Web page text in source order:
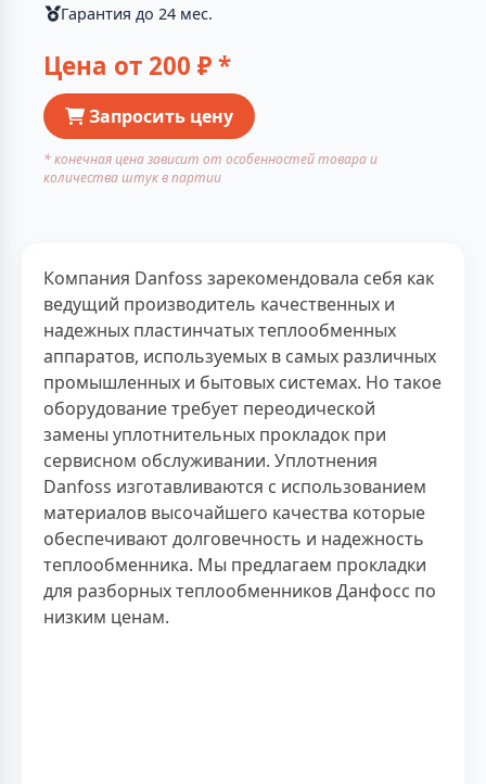
Гарантия до 24 мес.
Цена от 200 ₽ *
Запросить цену
* конечная цена зависит от особенностей товара и
количества штук в партии
Компания Danfoss зарекомендовала себя как
ведущий производитель качественных и
надежных пластинчатых теплообменных
аппаратов, используемых в самых различных
промышленных и бытовых системах. Но такое
оборудование требует переодической
замены уплотнительных прокладок при
сервисном обслуживании. Уплотнения
Danfoss изготавливаются с использованием
материалов высочайшего качества которые
обеспечивают долговечность и надежность
теплообменника. Мы предлагаем прокладки
для разборных теплообменников Данфосс по
низким ценам.